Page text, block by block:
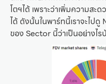
โตฯได้ เพราะว่าเพิ่มความสะ
ได้ ดังนั้นในพาร์ทนี้เราจะไป
ของ Sector นี้ว่าเป็นอย่างไร